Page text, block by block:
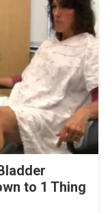
to 1 Thing